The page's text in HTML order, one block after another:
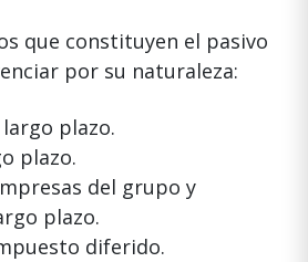
que constituyen el pasivo
por su naturaleza:
plazo.
plazo.
del grupo y
plazo.
diferido.